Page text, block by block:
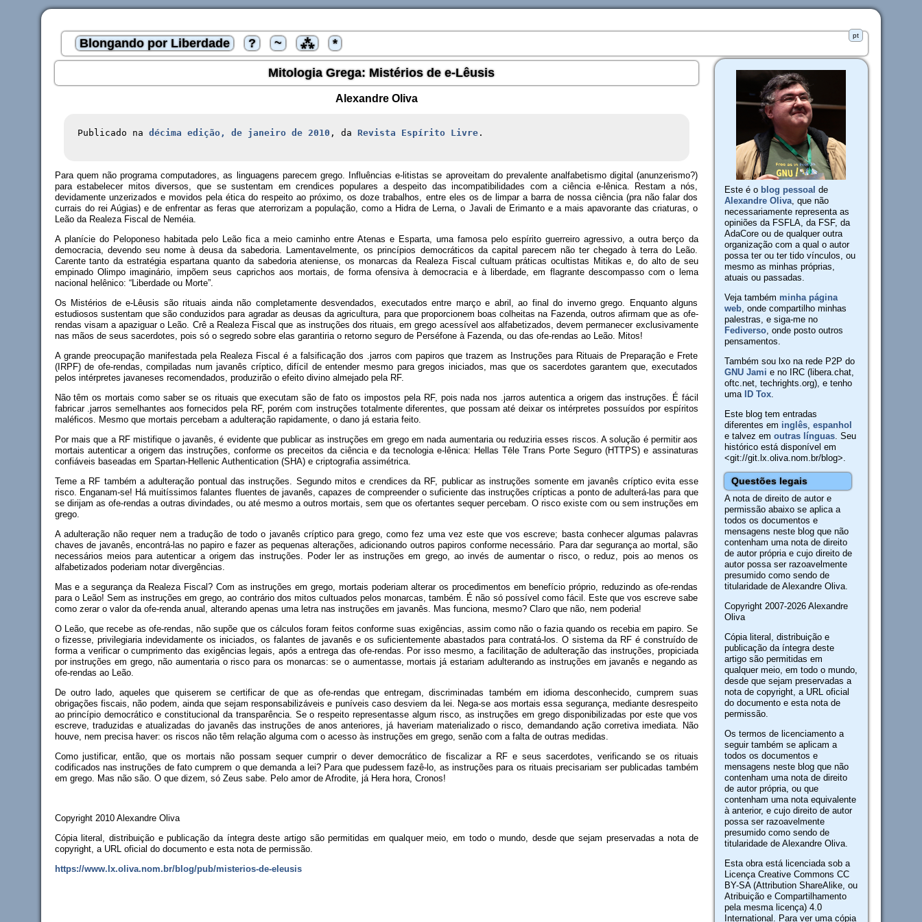
RecentChanges
pt
Blongando por Liberdade ? ~ ⁂ *
Este é o blog pessoal de
Alexandre Oliva, que não
necessariamente representa as
opiniões da FSFLA, da FSF, da
AdaCore ou de qualquer outra
organização com a qual o autor
possa ter ou ter tido vínculos, ou
mesmo as minhas próprias,
atuais ou passadas.
Veja também minha página
web, onde compartilho minhas
palestras, e siga-me no
Fediverso, onde posto outros
pensamentos.
Também sou lxo na rede P2P do
GNU Jami e no IRC (libera.chat,
oftc.net, techrights.org), e tenho
uma ID Tox.
Este blog tem entradas
diferentes em inglês, espanhol
e talvez em outras línguas. Seu
histórico está disponível em
<git://git.lx.oliva.nom.br/blog>.
Questões legais
A nota de direito de autor e
permissão abaixo se aplica a
todos os documentos e
mensagens neste blog que não
contenham uma nota de direito
de autor própria e cujo direito de
autor possa ser razoavelmente
presumido como sendo de
titularidade de Alexandre Oliva.
Copyright 2007-2026 Alexandre
Oliva
Cópia literal, distribuição e
publicação da íntegra deste
artigo são permitidas em
qualquer meio, em todo o mundo,
desde que sejam preservadas a
nota de copyright, a URL oficial
do documento e esta nota de
permissão.
Os termos de licenciamento a
seguir também se aplicam a
todos os documentos e
mensagens neste blog que não
contenham uma nota de direito
de autor própria, ou que
contenham uma nota equivalente
à anterior, e cujo direito de autor
possa ser razoavelmente
presumido como sendo de
titularidade de Alexandre Oliva.
Esta obra está licenciada sob a
Licença Creative Commons CC
BY-SA (Attribution ShareAlike, ou
Atribuição e Compartilhamento
pela mesma licença) 4.0
International. Para ver uma cópia
Mitologia Grega: Mistérios de e-Lêusis
Alexandre Oliva
Publicado na décima edição, de janeiro de 2010 , da Revista Espírito Livre.
Para quem não programa computadores, as linguagens parecem grego. Influências e-litistas se aproveitam do prevalente analfabetismo digital (anunzerismo?)
para estabelecer mitos diversos, que se sustentam em crendices populares a despeito das incompatibilidades com a ciência e-lênica. Restam a nós,
devidamente unzerizados e movidos pela ética do respeito ao próximo, os doze trabalhos, entre eles os de limpar a barra de nossa ciência (pra não falar dos
currais do rei Aúgias) e de enfrentar as feras que aterrorizam a população, como a Hidra de Lerna, o Javali de Erimanto e a mais apavorante das criaturas, o
Leão da Realeza Fiscal de Neméia.
A planície do Peloponeso habitada pelo Leão fica a meio caminho entre Atenas e Esparta, uma famosa pelo espírito guerreiro agressivo, a outra berço da
democracia, devendo seu nome à deusa da sabedoria. Lamentavelmente, os princípios democráticos da capital parecem não ter chegado à terra do Leão.
Carente tanto da estratégia espartana quanto da sabedoria ateniense, os monarcas da Realeza Fiscal cultuam práticas ocultistas Mitikas e, do alto de seu
empinado Olimpo imaginário, impõem seus caprichos aos mortais, de forma ofensiva à democracia e à liberdade, em flagrante descompasso com o lema
nacional helênico: “Liberdade ou Morte”.
Os Mistérios de e-Lêusis são rituais ainda não completamente desvendados, executados entre março e abril, ao final do inverno grego. Enquanto alguns
estudiosos sustentam que são conduzidos para agradar as deusas da agricultura, para que proporcionem boas colheitas na Fazenda, outros afirmam que as ofe-
rendas visam a apaziguar o Leão. Crê a Realeza Fiscal que as instruções dos rituais, em grego acessível aos alfabetizados, devem permanecer exclusivamente
nas mãos de seus sacerdotes, pois só o segredo sobre elas garantiria o retorno seguro de Perséfone à Fazenda, ou das ofe-rendas ao Leão. Mitos!
A grande preocupação manifestada pela Realeza Fiscal é a falsificação dos .jarros com papiros que trazem as Instruções para Rituais de Preparação e Frete
(IRPF) de ofe-rendas, compiladas num javanês críptico, difícil de entender mesmo para gregos iniciados, mas que os sacerdotes garantem que, executados
pelos intérpretes javaneses recomendados, produzirão o efeito divino almejado pela RF.
Não têm os mortais como saber se os rituais que executam são de fato os impostos pela RF, pois nada nos .jarros autentica a origem das instruções. É fácil
fabricar .jarros semelhantes aos fornecidos pela RF, porém com instruções totalmente diferentes, que possam até deixar os intérpretes possuídos por espíritos
maléficos. Mesmo que mortais percebam a adulteração rapidamente, o dano já estaria feito.
Por mais que a RF mistifique o javanês, é evidente que publicar as instruções em grego em nada aumentaria ou reduziria esses riscos. A solução é permitir aos
mortais autenticar a origem das instruções, conforme os preceitos da ciência e da tecnologia e-lênica: Hellas Tēle Trans Porte Seguro (HTTPS) e assinaturas
confiáveis baseadas em Spartan-Hellenic Authentication (SHA) e criptografia assimétrica.
Teme a RF também a adulteração pontual das instruções. Segundo mitos e crendices da RF, publicar as instruções somente em javanês críptico evita esse
risco. Enganam-se! Há muitíssimos falantes fluentes de javanês, capazes de compreender o suficiente das instruções crípticas a ponto de adulterá-las para que
se dirijam as ofe-rendas a outras divindades, ou até mesmo a outros mortais, sem que os ofertantes sequer percebam. O risco existe com ou sem instruções em
grego.
A adulteração não requer nem a tradução de todo o javanês críptico para grego, como fez uma vez este que vos escreve; basta conhecer algumas palavras
chaves de javanês, encontrá-las no papiro e fazer as pequenas alterações, adicionando outros papiros conforme necessário. Para dar segurança ao mortal, são
necessários meios para autenticar a origem das instruções. Poder ler as instruções em grego, ao invés de aumentar o risco, o reduz, pois ao menos os
alfabetizados poderiam notar divergências.
Mas e a segurança da Realeza Fiscal? Com as instruções em grego, mortais poderiam alterar os procedimentos em benefício próprio, reduzindo as ofe-rendas
para o Leão! Sem as instruções em grego, ao contrário dos mitos cultuados pelos monarcas, também. É não só possível como fácil. Este que vos escreve sabe
como zerar o valor da ofe-renda anual, alterando apenas uma letra nas instruções em javanês. Mas funciona, mesmo? Claro que não, nem poderia!
O Leão, que recebe as ofe-rendas, não supõe que os cálculos foram feitos conforme suas exigências, assim como não o fazia quando os recebia em papiro. Se
o fizesse, privilegiaria indevidamente os iniciados, os falantes de javanês e os suficientemente abastados para contratá-los. O sistema da RF é construído de
forma a verificar o cumprimento das exigências legais, após a entrega das ofe-rendas. Por isso mesmo, a facilitação de adulteração das instruções, propiciada
por instruções em grego, não aumentaria o risco para os monarcas: se o aumentasse, mortais já estariam adulterando as instruções em javanês e negando as
ofe-rendas ao Leão.
De outro lado, aqueles que quiserem se certificar de que as ofe-rendas que entregam, discriminadas também em idioma desconhecido, cumprem suas
obrigações fiscais, não podem, ainda que sejam responsabilizáveis e puníveis caso desviem da lei. Nega-se aos mortais essa segurança, mediante desrespeito
ao princípio democrático e constitucional da transparência. Se o respeito representasse algum risco, as instruções em grego disponibilizadas por este que vos
escreve, traduzidas e atualizadas do javanês das instruções de anos anteriores, já haveriam materializado o risco, demandando ação corretiva imediata. Não
houve, nem precisa haver: os riscos não têm relação alguma com o acesso às instruções em grego, senão com a falta de outras medidas.
Como justificar, então, que os mortais não possam sequer cumprir o dever democrático de fiscalizar a RF e seus sacerdotes, verificando se os rituais
codificados nas instruções de fato cumprem o que demanda a lei? Para que pudessem fazê-lo, as instruções para os rituais precisariam ser publicadas também
em grego. Mas não são. O que dizem, só Zeus sabe. Pelo amor de Afrodite, já Hera hora, Cronos!
Copyright 2010 Alexandre Oliva
Cópia literal, distribuição e publicação da íntegra deste artigo são permitidas em qualquer meio, em todo o mundo, desde que sejam preservadas a nota de
copyright, a URL oficial do documento e esta nota de permissão.
https://www.lx.oliva.nom.br/blog/pub/misterios-de-eleusis